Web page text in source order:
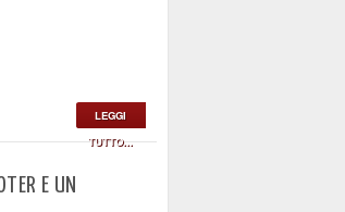
LEGGI
TUTTO...
E UN